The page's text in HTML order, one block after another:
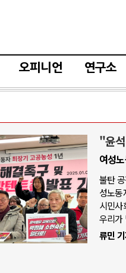
오피니언 연구소
"윤
여성
불탄
성노동
시민사
우리가
류민
러시아-우크라
전쟁의 추상화: 우크라이
EU·우크라이나 드론 협력
나토, 우크라 군사지원
우크라이나, 덴마크, 에스